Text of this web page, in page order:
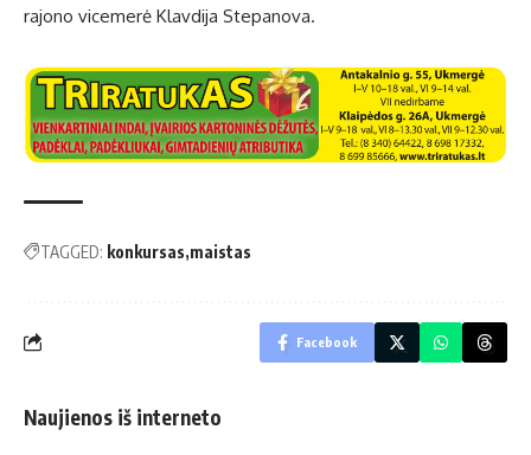
rajono vicemerė Klavdija Stepanova.
TAGGED: konkursas maistas
Facebook
Naujienos iš interneto